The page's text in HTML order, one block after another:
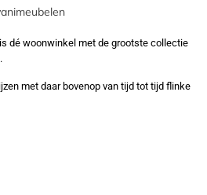
dé woonwinkel met de grootste collectie
met daar bovenop van tijd tot tijd flinke